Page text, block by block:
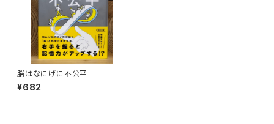
脳はなにげに不公平
¥682